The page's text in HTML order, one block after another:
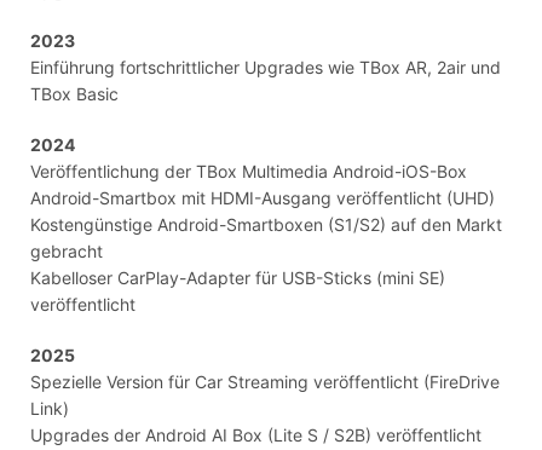
2023
Einführung fortschrittlicher Upgrades wie TBox AR, 2air und
TBox Basic
2024
Veröffentlichung der TBox Multimedia Android-iOS-Box
Android-Smartbox mit HDMI-Ausgang veröffentlicht (UHD)
Kostengünstige Android-Smartboxen (S1/S2) auf den Markt
gebracht
Kabelloser CarPlay-Adapter für USB-Sticks (mini SE)
veröffentlicht
2025
Spezielle Version für Car Streaming veröffentlicht (FireDrive
Link)
Upgrades der Android AI Box (Lite S / S2B) veröffentlicht